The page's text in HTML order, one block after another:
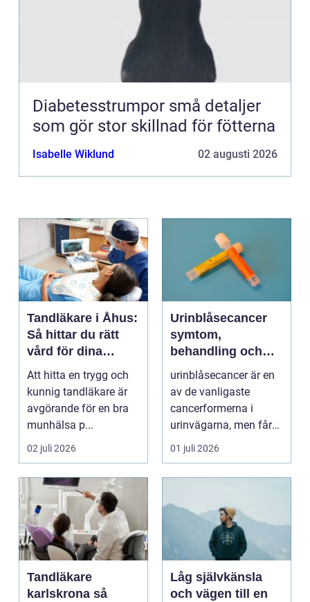
Diabetesstrumpor små detaljer
som gör stor skillnad för fötterna
Isabelle Wiklund 02 augusti 2026
Tandläkare i Åhus:
Så hittar du rätt
vård för dina
tänder
Att hitta en trygg och
kunnig tandläkare är
avgörande för en bra
munhälsa p...
02 juli 2026
Urinblåsecancer
symtom,
behandling och
vägen vidare
urinblåsecancer är en
av de vanligaste
cancerformerna i
urinvägarna, men får
ofta mindre
uppmärksamh...
01 juli 2026
Tandläkare
karlskrona så
Låg självkänsla
och vägen till en